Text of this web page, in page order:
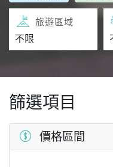
旅遊區域
篩選項目
價格區間